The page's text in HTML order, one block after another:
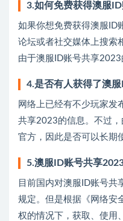
3.如何免费获得澳服
如果你想免费获得澳服ID
论坛或者社交媒体上搜索
由于澳服ID账号共享2023
4.是否有人获得了澳
网络上已经有不少玩家发
共享2023的信息。不过
官方，因此是否可以长期
5.澳服ID账号共享
目前国内对澳服ID账号共
规定。但是根据《网络安
权的情况下，获取、使用